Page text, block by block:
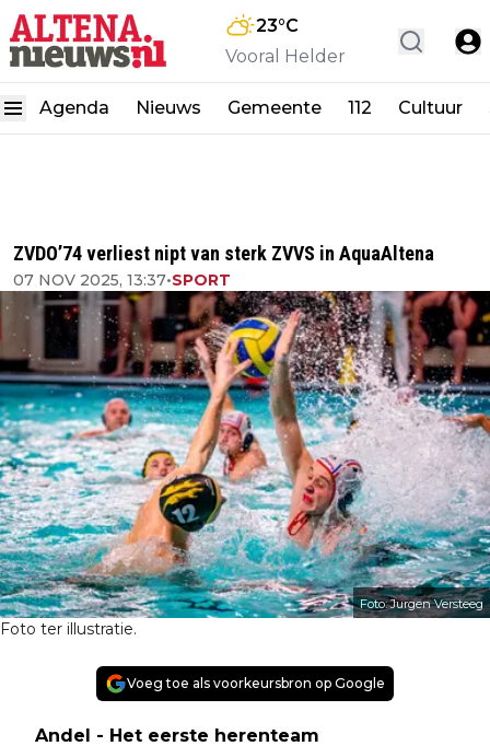
23°C
Vooral Helder
Agenda Nieuws Gemeente 112 Cultuur
ZVDO’74 verliest nipt van sterk ZVVS in AquaAltena
07 NOV 2025, 13:37•SPORT
Foto: Jurgen Versteeg
Foto ter illustratie.
Voeg toe als voorkeursbron op Google
Andel - Het eerste herenteam